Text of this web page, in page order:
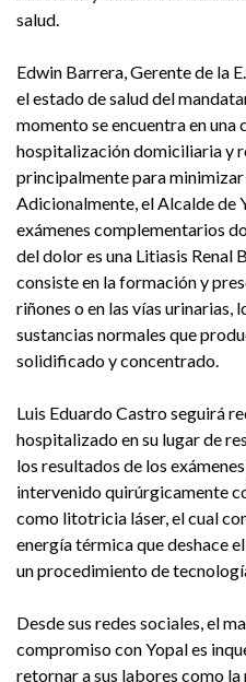
salud.
Edwin Barrera, Gerente de la
el estado de salud del
momento se encuentra en
hospitalización domiciliaria y
principalmente para
Adicionalmente, el Alcalde de
exámenes complementarios
del dolor es una Litiasis Renal
consiste en la formación y
riñones o en las vías urinarias,
sustancias normales que
solidificado y concentrado.
Luis Eduardo Castro seguirá
hospitalizado en su lugar de
los resultados de los
intervenido quirúrgicamente
como litotricia láser, el cual
energía térmica que deshace
un procedimiento de
Desde sus redes sociales, el
compromiso con Yopal es
retornar a sus labores como